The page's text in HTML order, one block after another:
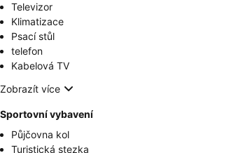
Televizor
Klimatizace
Psací stůl
telefon
Kabelová TV
Zobrazít více
Sportovní vybavení
Půjčovna kol
Turistická stezka